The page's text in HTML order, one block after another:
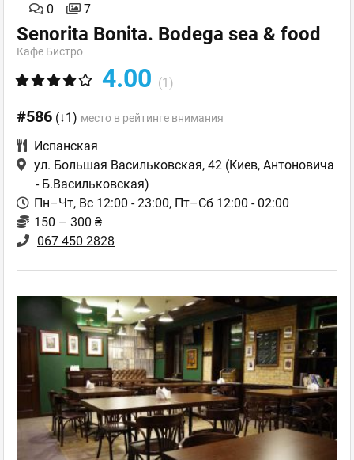
0 7
Senorita Bonita. Bodega sea & food
Кафе Бистро
4.00 (1)
#586 (↓1) место в рейтинге внимания
Испанская
ул. Большая Васильковская, 42 (Киев, Антоновича
- Б.Васильковская)
Пн–Чт, Вс 12:00 - 23:00, Пт–Сб 12:00 - 02:00
150 – 300 ₴
067 450 2828